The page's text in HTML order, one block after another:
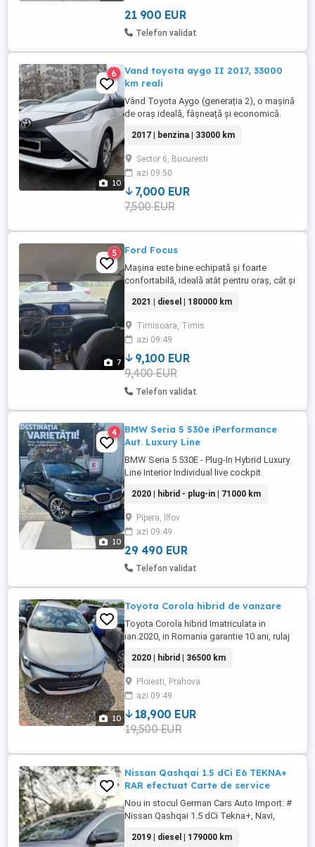
Key-less go,Key-less entry, Dublu
climatronic, Incalzire ...
21 900 EUR
Telefon validat
10
6
Vand toyota aygo II 2017, 33000
km reali
Vând Toyota Aygo (generația 2), o mașină
de oraș ideală, fâșneață și economică.
reprezentanță de către familie (primii
proprietari) și a fost întreținut cu grijă.
Detalii cheie: Kilometraj real: 33.000 km
(poate fi verificat în rețeaua Toyota). Prima
înmatriculare: ...
2017 | benzina | 33000 km
Sector 6, Bucuresti
azi 09:50
7,000 EUR
7,500 EUR
7
5 Ford Focus
Mașina este bine echipată și foarte
confortabilă, ideală atât pentru oraș, cât și
cutie automată 8 trepte - moduri de
condus: Normal, Eco, Sport, Alunecos,
Trail - faruri Full LED - Head-Up Display -
navigație - climatizare automată 2 zone -
cameră marșarier ...
2021 | diesel | 180000 km
Timisoara, Timis
azi 09:49
9,100 EUR
9,400 EUR
Telefon validat
10
4
BMW Seria 5 530e iPerformance
Aut. Luxury Line
BMW Seria 5 530E - Plug-In Hybrid Luxury
Line Interior Individual live cockpit
Capacitate cilindrică: 1.998 ccm
Transmisie: Transmisie automata
Caroserie: Limuzina Combustibil: Benzina
+ Electric Plug-In Hybrid Culoare: Negru
Tapițerie: Piele neagra Numărul ...
2020 | hibrid - plug-in | 71000 km
Pipera, Ilfov
azi 09:49
29 490 EUR
Telefon validat
10
Toyota Corola hibrid de vanzare
Toyota Corola hibrid Imatriculata in
ian.2020, in Romania garantie 10 ani, rulaj
taxi sau bold, consum mic 5.2l 100 km,
culoare gri, cu multiple imbunatatiri, fara
daune. Pret 18900 euro.
2020 | hibrid | 36500 km
Ploiesti, Prahova
azi 09:49
18,900 EUR
19,500 EUR
Nissan Qashqai 1.5 dCi E6 TEKNA+
RAR efectuat Carte de service
Nou in stocul German Cars Auto Import: #
Nissan Qashqai 1.5 dCi Tekna+, Navi,
efectuat # 1.5 dCi Diesel - 115CP, E6 #
2019 | diesel | 179000 km